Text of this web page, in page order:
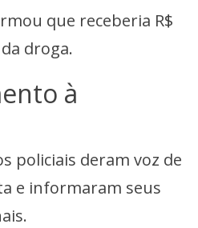
que receberia R$
droga.
à
policiais deram voz de
e informaram seus